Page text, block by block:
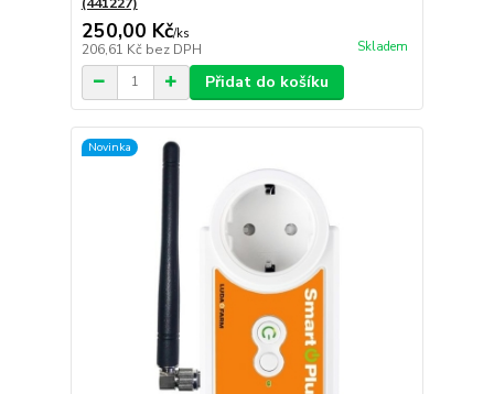
250,00 Kč/ks
206,61 Kč bez DPH Skladem
Přidat do košíku
Novinka